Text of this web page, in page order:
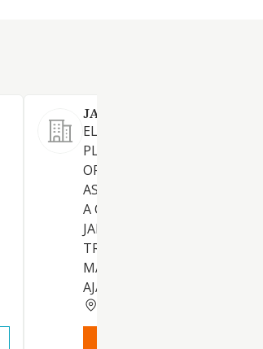
JARDINERIA SANT MARC
EL COMERCIO DE TODO
PLANTAS Y FLORES DE
ORNAMENTACION Y DE
ASO COMO ARBUSTOS,
A OTROS ELEMENTOS DE
JARDINERIA, LA
TRABAJOS DE CREACION Y
MANTENIMIENTO DE
AJARDINADAS; LA COMER